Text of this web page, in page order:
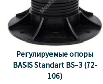
Регулируемые опоры
BASIS Standart BS-3 (72-
106)